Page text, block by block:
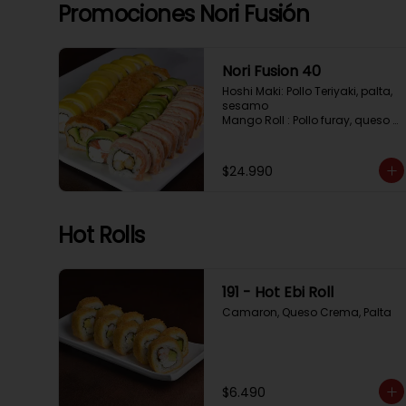
California Caprese: Tomate,
Promociones Nori Fusión
Nori Fusion 40
Hoshi Maki: Pollo Teriyaki, palta,
sesamo
Mango Roll : Pollo furay, queso
Avocado Oriental: Salmon,
Kanikama, Queso crema,
$24.990
Hot Rolls
191 - Hot Ebi Roll
Camaron, Queso Crema, Palta
$6.490